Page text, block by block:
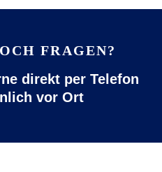
FRAGEN?
direkt per Telefon
vor Ort